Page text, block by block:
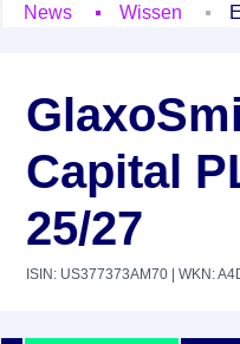
News
Wissen
Capital
25/27
ISIN: US377373AM70 | WKN: